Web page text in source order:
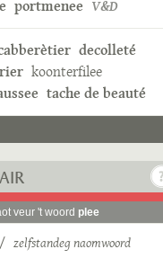
portmenee V&D
decolleté
koonterfilee
tache de beauté
veur 't woord plee
zelfstandeg naomwoord